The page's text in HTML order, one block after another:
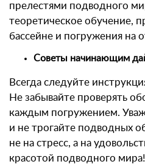
прелестями подводного
теоретическое обучение,
бассейне и погружения на
Советы начинающим
Всегда следуйте
Не забывайте проверять
каждым погружением.
и не трогайте подводных
не на стресс, а на
красотой подводного мира!